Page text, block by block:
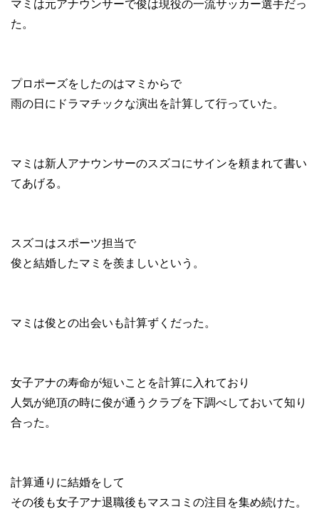
マミは元アナウンサーで俊は現役の一流サッカー選手だっ
た。
プロポーズをしたのはマミからで
雨の日にドラマチックな演出を計算して行っていた。
マミは新人アナウンサーのスズコにサインを頼まれて書い
てあげる。
スズコはスポーツ担当で
俊と結婚したマミを羨ましいという。
マミは俊との出会いも計算ずくだった。
女子アナの寿命が短いことを計算に入れており
人気が絶頂の時に俊が通うクラブを下調べしておいて知り
合った。
計算通りに結婚をして
その後も女子アナ退職後もマスコミの注目を集め続けた。